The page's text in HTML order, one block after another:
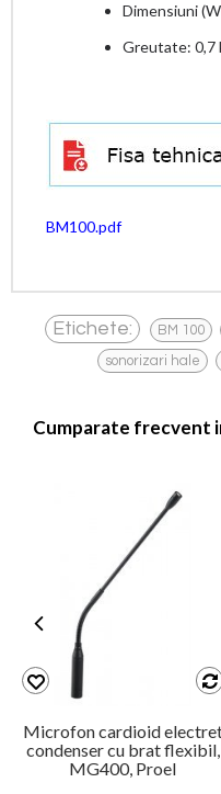
Dimensiuni
Greutate: 0,7
BM100.pdf
Etichete: BM 100
sonorizari hale
Cumparate frecvent
Microfon cardioid
condenser cu brat flexibil,
MG400, Proel